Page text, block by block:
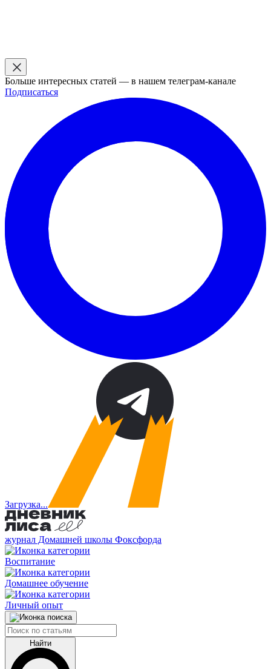
Больше интересных статей — в нашем телеграм-канале
Подписаться
Загрузка...
журнал Домашней школы Фоксфорда
Воспитание
Домашнее обучение
Личный опыт
Найти